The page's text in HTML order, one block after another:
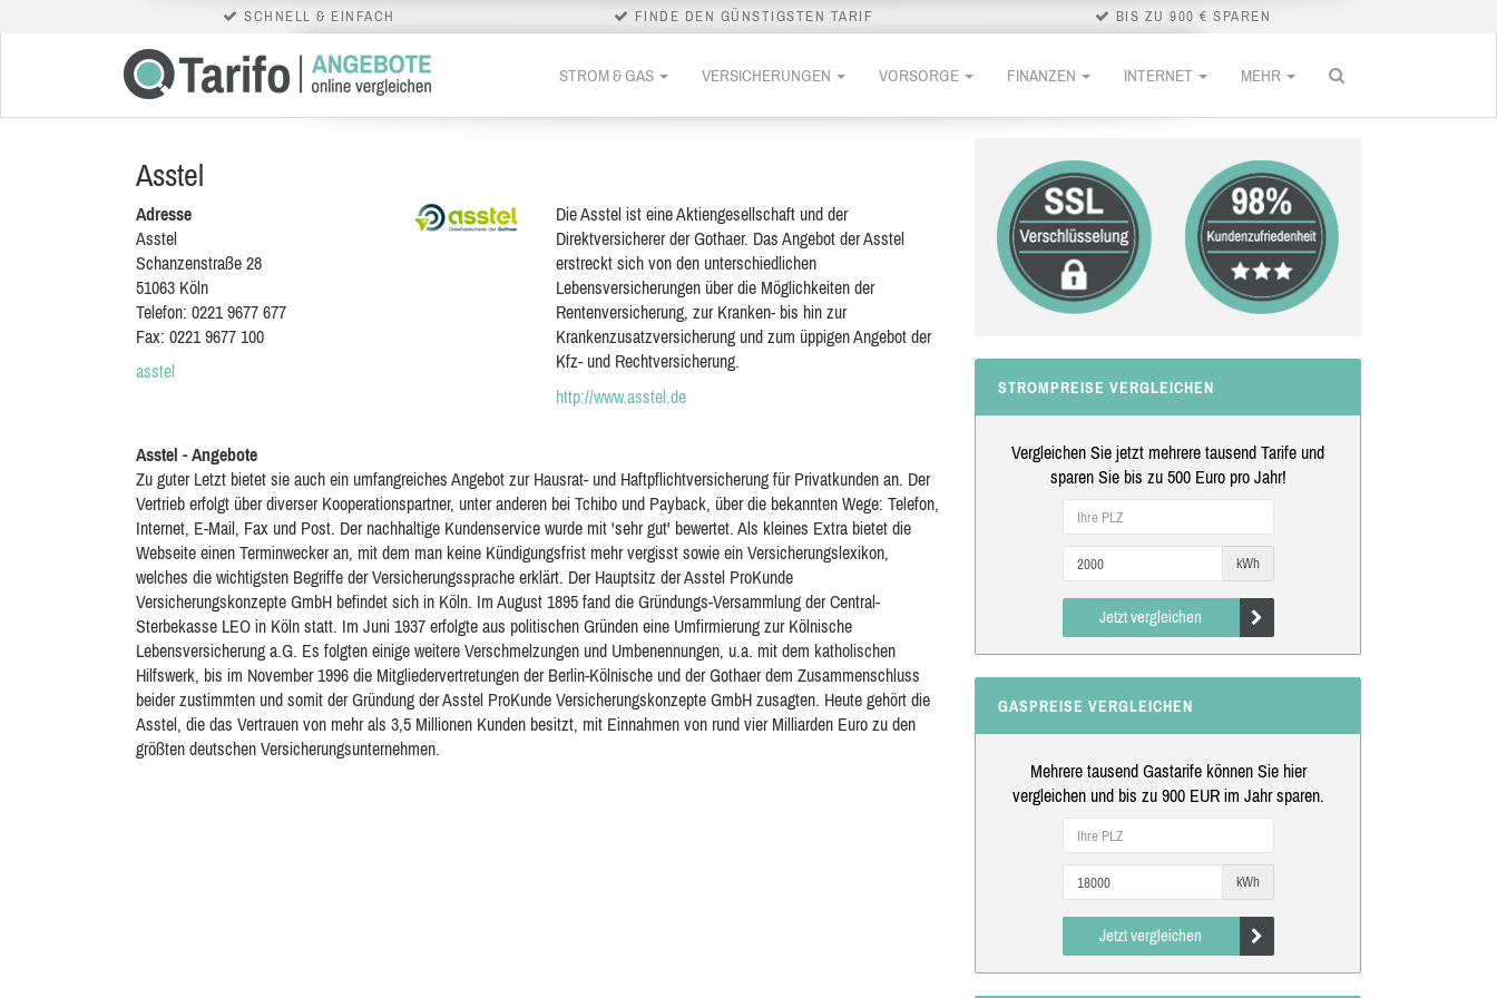
SCHNELL & EINFACH FINDE DEN GÜNSTIGSTEN TARIF BIS ZU 900 € SPAREN
STROM & GAS VERSICHERUNGEN VORSORGE FINANZEN INTERNET MEHR
Asstel
Adresse
Asstel
Schanzenstraße 28
51063 Köln
Telefon: 0221 9677 677
Fax: 0221 9677 100
asstel
Die Asstel ist eine Aktiengesellschaft und der
Direktversicherer der Gothaer. Das Angebot der Asstel
erstreckt sich von den unterschiedlichen
Lebensversicherungen über die Möglichkeiten der
Rentenversicherung, zur Kranken- bis hin zur
Krankenzusatzversicherung und zum üppigen Angebot der
Kfz- und Rechtversicherung.
http://www.asstel.de
Asstel - Angebote
Zu guter Letzt bietet sie auch ein umfangreiches Angebot zur Hausrat- und Haftpflichtversicherung für Privatkunden an. Der
Vertrieb erfolgt über diverser Kooperationspartner, unter anderen bei Tchibo und Payback, über die bekannten Wege: Telefon,
Internet, E-Mail, Fax und Post. Der nachhaltige Kundenservice wurde mit 'sehr gut' bewertet. Als kleines Extra bietet die
Webseite einen Terminwecker an, mit dem man keine Kündigungsfrist mehr vergisst sowie ein Versicherungslexikon,
welches die wichtigsten Begriffe der Versicherungssprache erklärt. Der Hauptsitz der Asstel ProKunde
Versicherungskonzepte GmbH befindet sich in Köln. Im August 1895 fand die Gründungs-Versammlung der Central-
Sterbekasse LEO in Köln statt. Im Juni 1937 erfolgte aus politischen Gründen eine Umfirmierung zur Kölnische
Lebensversicherung a.G. Es folgten einige weitere Verschmelzungen und Umbenennungen, u.a. mit dem katholischen
Hilfswerk, bis im November 1996 die Mitgliedervertretungen der Berlin-Kölnische und der Gothaer dem Zusammenschluss
beider zustimmten und somit der Gründung der Asstel ProKunde Versicherungskonzepte GmbH zusagten. Heute gehört die
Asstel, die das Vertrauen von mehr als 3,5 Millionen Kunden besitzt, mit Einnahmen von rund vier Milliarden Euro zu den
größten deutschen Versicherungsunternehmen.
STROMPREISE VERGLEICHEN
Vergleichen Sie jetzt mehrere tausend Tarife und
sparen Sie bis zu 500 Euro pro Jahr!
kWh
Jetzt vergleichen
GASPREISE VERGLEICHEN
Mehrere tausend Gastarife können Sie hier
vergleichen und bis zu 900 EUR im Jahr sparen.
kWh
Jetzt vergleichen